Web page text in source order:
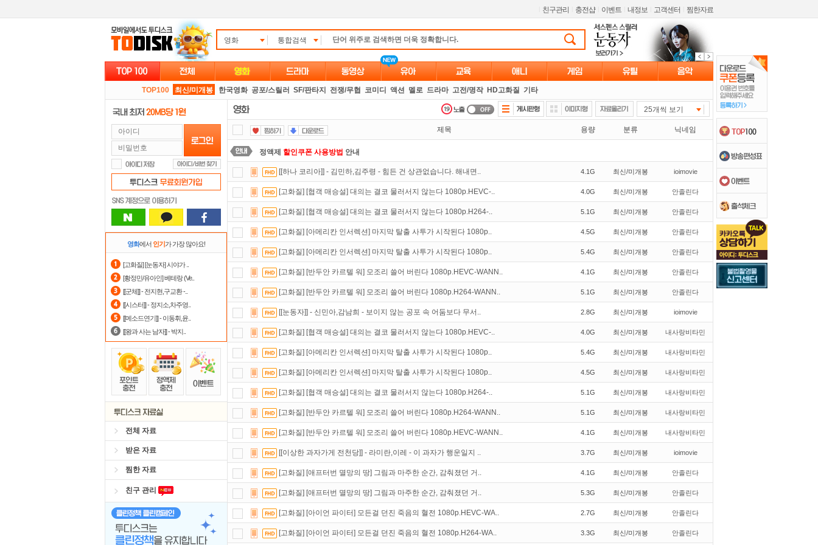
친구관리 충전샵 이벤트 내정보 고객센터 찜한자료
영화 통합검색
TOP100 최신/미개봉 한국영화 공포/스릴러 SF/판타지 전쟁/무협 코미디 액션 멜로 드라마 고전/명작 HD고화질 기타
영화에서 인기가 가장 많아요!
[고화질] [눈동자] 시야가 ..
[황정민/유아인] 베테랑 (Ve..
[[군체]] - 전지현,구교환 -..
[[시스터]] - 정지소,차주영..
[[메소드연기]] - 이동휘,윤..
[[왕과 사는 남자]] - 박지..
전체 자료
받은 자료
찜한 자료
친구 관리
25개씩 보기
제목 용량 분류 닉네임
정액제 할인쿠폰 사용방법 안내
요즘 뭐가 재밌지?고민되면 눌러봐! 투스토리~
댓글만 잘써도 무료 포인트를 드립니다!
자녀보호기능으로 가족과 함께 투디스크를 이용하세요~
스마트TV로 투디스크영화,드라마,예능보자!
숨어있는 카드 마일리지 조회하고100% 무료충전!
출석체크이벤트!매일매일출석체크!
[[하나 코리아]] - 김민하,김주령 - 힘든 건 상관없습니다. 해내면.. 4.1G 최신/미개봉 ioimovie
[고화질] [협객 매승설] 대의는 결코 물러서지 않는다 1080p.HEVC-.. 4.0G 최신/미개봉 안졸린다
[고화질] [협객 매승설] 대의는 결코 물러서지 않는다 1080p.H264-.. 5.1G 최신/미개봉 안졸린다
[고화질] [아메리칸 인서렉션] 마지막 탈출 사투가 시작된다 1080p.. 4.5G 최신/미개봉 안졸린다
[고화질] [아메리칸 인서렉션] 마지막 탈출 사투가 시작된다 1080p.. 5.4G 최신/미개봉 안졸린다
[고화질] [반두안 카르텔 워] 모조리 쓸어 버린다 1080p.HEVC-WANN.. 4.1G 최신/미개봉 안졸린다
[고화질] [반두안 카르텔 워] 모조리 쓸어 버린다 1080p.H264-WANN.. 5.1G 최신/미개봉 안졸린다
[[눈동자]] - 신민아,감남희 - 보이지 않는 공포 속 어둠보다 무서.. 2.8G 최신/미개봉 ioimovie
[고화질] [협객 매승설] 대의는 결코 물러서지 않는다 1080p.HEVC-.. 4.0G 최신/미개봉 내사랑비타민
[고화질] [아메리칸 인서렉션] 마지막 탈출 사투가 시작된다 1080p.. 5.4G 최신/미개봉 내사랑비타민
[고화질] [아메리칸 인서렉션] 마지막 탈출 사투가 시작된다 1080p.. 4.5G 최신/미개봉 내사랑비타민
[고화질] [협객 매승설] 대의는 결코 물러서지 않는다 1080p.H264-.. 5.1G 최신/미개봉 내사랑비타민
[고화질] [반두안 카르텔 워] 모조리 쓸어 버린다 1080p.H264-WANN.. 5.1G 최신/미개봉 내사랑비타민
[고화질] [반두안 카르텔 워] 모조리 쓸어 버린다 1080p.HEVC-WANN.. 4.1G 최신/미개봉 내사랑비타민
[[이상한 과자가게 전천당]] - 라미란,이레 - 이 과자가 행운일지 .. 3.7G 최신/미개봉 ioimovie
[고화질] [애프터번 멸망의 땅] 그림과 마주한 순간, 감춰졌던 거.. 4.1G 최신/미개봉 안졸린다
[고화질] [애프터번 멸망의 땅] 그림과 마주한 순간, 감춰졌던 거.. 5.3G 최신/미개봉 안졸린다
[고화질] [아이언 파이터] 모든걸 던진 죽음의 혈전 1080p.HEVC-WA.. 2.7G 최신/미개봉 안졸린다
[고화질] [아이언 파이터] 모든걸 던진 죽음의 혈전 1080p.H264-WA.. 3.3G 최신/미개봉 안졸린다